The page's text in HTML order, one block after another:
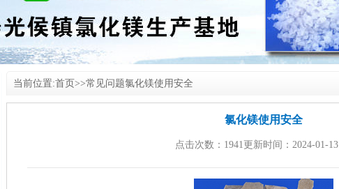
当前位置:首页 >>常见问题氯化镁使用安全
氯化镁使用安全
点击次数：1941更新时间：2024-01-13